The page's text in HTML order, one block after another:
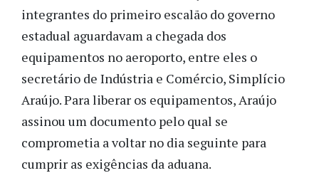
integrantes do primeiro escalão do governo
estadual aguardavam a chegada dos
equipamentos no aeroporto, entre eles o
secretário de Indústria e Comércio, Simplício
Araújo. Para liberar os equipamentos, Araújo
assinou um documento pelo qual se
comprometia a voltar no dia seguinte para
cumprir as exigências da aduana.